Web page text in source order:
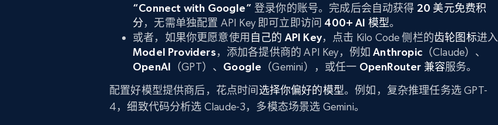
“Connect with Google” 登录你的账号。完成后会自动获得 20 美元免费积
分，无需单独配置 API Key 即可立即访问 400+ AI 模型。
或者，如果你更愿意使用 自己的 API Key，点击 Kilo Code 侧栏的齿轮图标进入
Model Providers，添加各提供商的 API Key，例如Anthropic（Claude）、
OpenAI （GPT）、 Google （Gemini），或任一 OpenRouter 兼容服务。
配置好模型提供商后，花点时间选择你偏好的模型。例如，复杂推理任务选 GPT-
4，细致代码分析选 Claude-3，多模态场景选 Gemini。